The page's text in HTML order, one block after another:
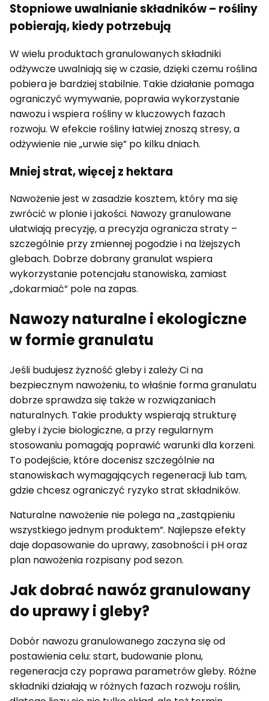
Stopniowe uwalnianie składników – rośliny
pobierają, kiedy potrzebują
W wielu produktach granulowanych składniki
odżywcze uwalniają się w czasie, dzięki czemu roślina
pobiera je bardziej stabilnie. Takie działanie pomaga
ograniczyć wymywanie, poprawia wykorzystanie
nawozu i wspiera rośliny w kluczowych fazach
rozwoju. W efekcie rośliny łatwiej znoszą stresy, a
odżywienie nie „urwie się” po kilku dniach.
Mniej strat, więcej z hektara
Nawożenie jest w zasadzie kosztem, który ma się
zwrócić w plonie i jakości. Nawozy granulowane
ułatwiają precyzję, a precyzja ogranicza straty –
szczególnie przy zmiennej pogodzie i na lżejszych
glebach. Dobrze dobrany granulat wspiera
wykorzystanie potencjału stanowiska, zamiast
„dokarmiać” pole na zapas.
Nawozy naturalne i ekologiczne
w formie granulatu
Jeśli budujesz żyzność gleby i zależy Ci na
bezpiecznym nawożeniu, to właśnie forma granulatu
dobrze sprawdza się także w rozwiązaniach
naturalnych. Takie produkty wspierają strukturę
gleby i życie biologiczne, a przy regularnym
stosowaniu pomagają poprawić warunki dla korzeni.
To podejście, które docenisz szczególnie na
stanowiskach wymagających regeneracji lub tam,
gdzie chcesz ograniczyć ryzyko strat składników.
Naturalne nawożenie nie polega na „zastąpieniu
wszystkiego jednym produktem”. Najlepsze efekty
daje dopasowanie do uprawy, zasobności i pH oraz
plan nawożenia rozpisany pod sezon.
Jak dobrać nawóz granulowany
do uprawy i gleby?
Dobór nawozu granulowanego zaczyna się od
postawienia celu: start, budowanie plonu,
regeneracja czy poprawa parametrów gleby. Różne
składniki działają w różnych fazach rozwoju roślin,